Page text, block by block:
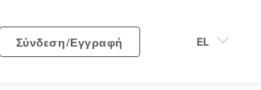
Σύνδεση/Εγγραφή